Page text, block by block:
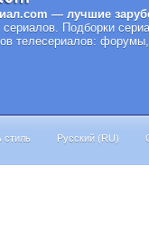
— лучшие
Подборки
телесериалов:
стиль Русский (RU)